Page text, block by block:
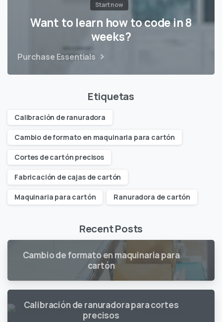
Start now
Want to learn how to code in 8
weeks?
Purchase Essentials
Etiquetas
Calibración de ranuradora
Cambio de formato en maquinaria para cartón
Cortes de cartón precisos
Fabricación de cajas de cartón
Maquinaria para cartón Ranuradora de cartón
Recent Posts
Cambio de formato en maquinaria para
cartón
Calibración de ranuradora para cortes
precisos